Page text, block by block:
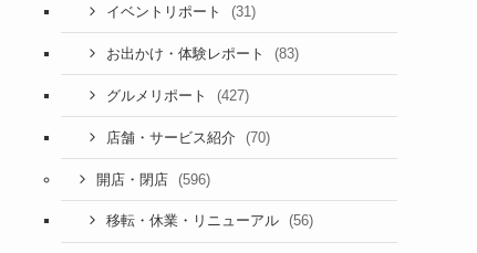
イベントリポート (31)
お出かけ・体験レポート (83)
グルメリポート (427)
店舗・サービス紹介 (70)
開店・閉店 (596)
移転・休業・リニューアル (56)